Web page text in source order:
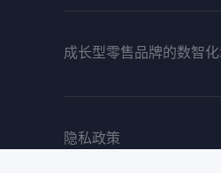
成长型零售品牌的数智
隐私政策